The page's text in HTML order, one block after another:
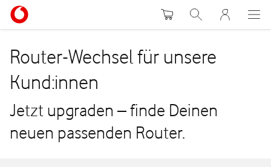
WarenkorbSuche MeinVodafone
Router-Wechsel für unsere
Kund:innen
Jetzt upgraden – finde Deinen
neuen passenden Router.